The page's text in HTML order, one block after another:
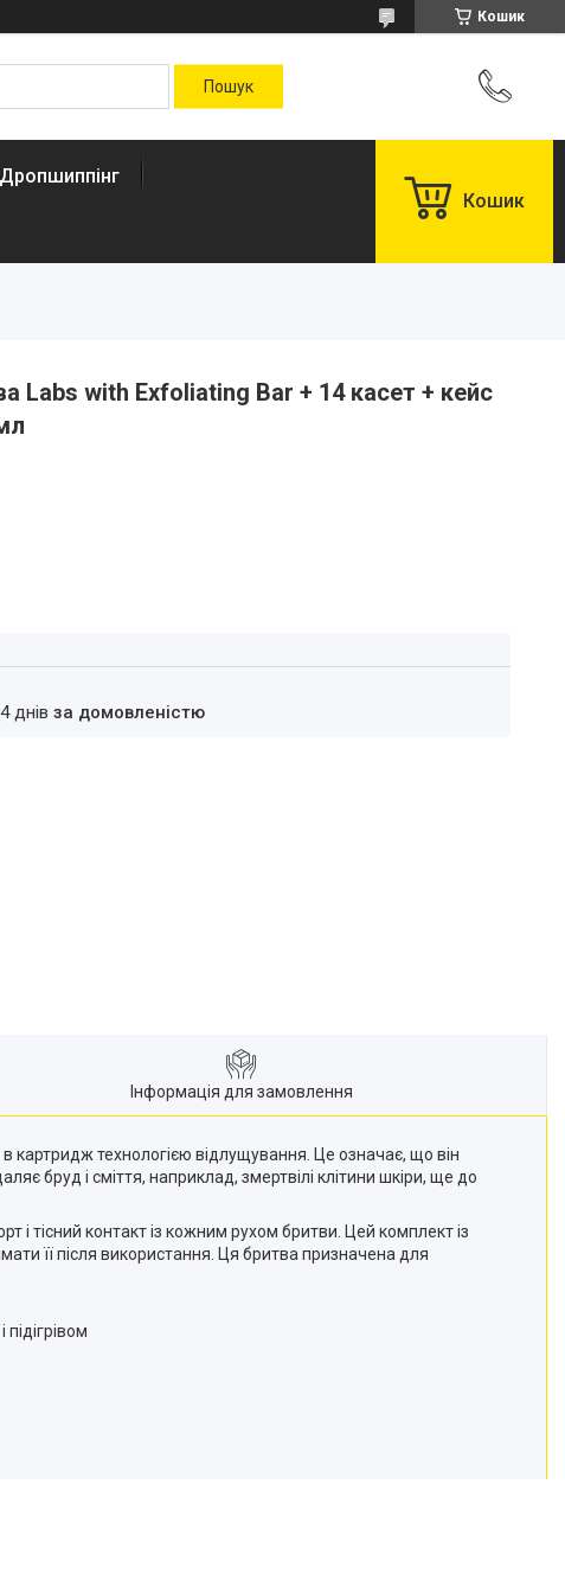
Кошик
Дропшиппінг
Кошик
Labs with Exfoliating Bar + 14 касет + кейс
днівза домовленістю
Інформація для замовлення
технологією відлущування. Це означає, що він
бруд і сміття, наприклад, змертвілі клітини шкіри, ще до
і тісний контакт із кожним рухом бритви. Цей комплект із
її після використання. Ця бритва призначена для